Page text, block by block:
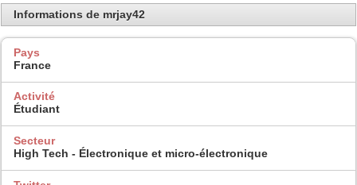
Informations de mrjay42
Pays
France
Activité
Étudiant
Secteur
High Tech - Électronique et micro-électronique